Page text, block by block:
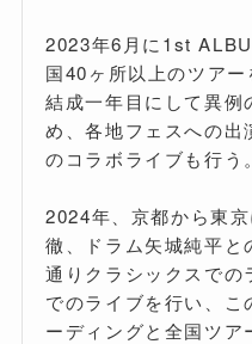
2023年6月に1st
国40ヶ所以上のツアー
結成一年目にして異例
め、各地フェスへの
のコラボライブも行う
2024年、京都から東
徹、ドラム矢城純平と
通りクラシックスでの
でのライブを行い、こ
ーディングと全国ツア